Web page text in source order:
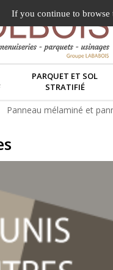
PARQUET ET SOL
STRATIFIÉ
Panneau mélaminé et
If you continue to